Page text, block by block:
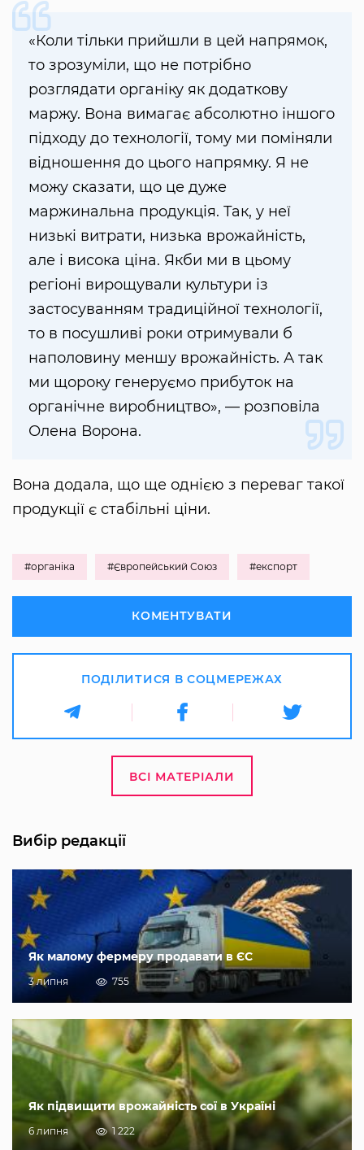
«Коли тільки прийшли в цей напрямок,
то зрозуміли, що не потрібно
розглядати органіку як додаткову
маржу. Вона вимагає абсолютно іншого
підходу до технології, тому ми поміняли
відношення до цього напрямку. Я не
можу сказати, що це дуже
маржинальна продукція. Так, у неї
низькі витрати, низька врожайність,
але і висока ціна. Якби ми в цьому
регіоні вирощували культури із
застосуванням традиційної технології,
то в посушливі роки отримували б
наполовину меншу врожайність. А так
ми щороку генеруємо прибуток на
органічне виробництво», — розповіла
Олена Ворона.
Вона додала, що ще однією з переваг такої
продукції є стабільні ціни.
#органіка #Європейський Союз #експорт
КОМЕНТУВАТИ
ПОДІЛИТИСЯ В СОЦМЕРЕЖАХ
ВСІ МАТЕРІАЛИ
Вибір редакції
Як малому фермеру продавати в ЄС
3 липня 755
Як підвищити врожайність сої в Україні
6 липня 1 222